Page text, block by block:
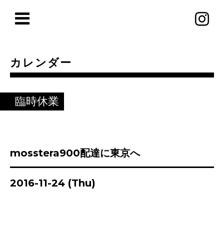
カレンダー
臨時休業
mosstera900配達に東京へ
2016-11-24 (Thu)